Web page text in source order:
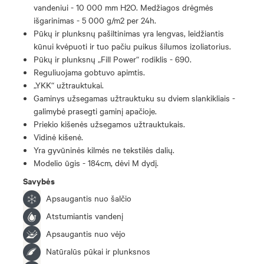
vandeniui - 10 000 mm H2O. Medžiagos drėgmės
išgarinimas - 5 000 g/m2 per 24h.
Pūkų ir plunksnų pašiltinimas yra lengvas, leidžiantis
kūnui kvėpuoti ir tuo pačiu puikus šilumos izoliatorius.
Pūkų ir plunksnų „Fill Power“ rodiklis - 690.
Reguliuojama gobtuvo apimtis.
„YKK“ užtrauktukai.
Gaminys užsegamas užtrauktuku su dviem slankikliais -
galimybė prasegti gaminį apačioje.
Priekio kišenės užsegamos užtrauktukais.
Vidinė kišenė.
Yra gyvūninės kilmės ne tekstilės dalių.
Modelio ūgis - 184cm, dėvi M dydį.
Savybės
Apsaugantis nuo šalčio
Atstumiantis vandenį
Apsaugantis nuo vėjo
Natūralūs pūkai ir plunksnos